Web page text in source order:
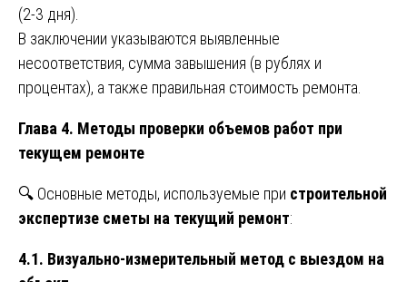
(2-3 дня).
В заключении указываются выявленные
несоответствия, сумма завышения (в рублях и
процентах), а также правильная стоимость ремонта.
Глава 4. Методы проверки объемов работ при
текущем ремонте
🔍 Основные методы, используемые при строительной
экспертизе сметы на текущий ремонт:
4.1. Визуально-измерительный метод с выездом на